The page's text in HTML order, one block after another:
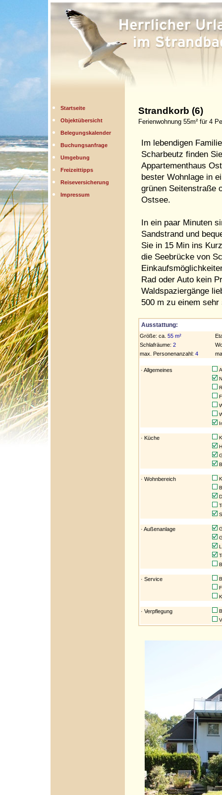
Startseite
Objektübersicht
Belegungskalender
Buchungsanfrage
Umgebung
Freizeittipps
Reiseversicherung
Impressum
Strandkorb (6)
Ferienwohnung 55m² für 4
Im lebendigen
Scharbeutz finden
Appartementhaus
bester Wohnlage in
grünen Seitenstraße
Ostsee.
In ein paar Minuten
Sandstrand und
Sie in 15 Min ins
die Seebrücke von
Rad oder Auto kein
Waldspaziergänge
500 m zu einem
Ausstattung:
Größe: ca. 55 m²
Schlafräume: 2
max. Personenanzahl: 4
· Allgemeines
· Küche
· Wohnbereich
· Außenanlage
· Service
· Verpflegung